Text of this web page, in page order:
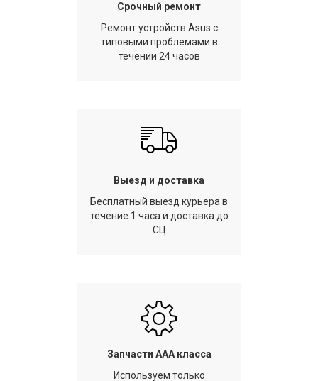
Срочный ремонт
Ремонт устройств Asus с
типовыми проблемами в
течении 24 часов
Выезд и доставка
Бесплатный выезд курьера в
течение 1 часа и доставка до
СЦ
Запчасти AAA класса
Используем только